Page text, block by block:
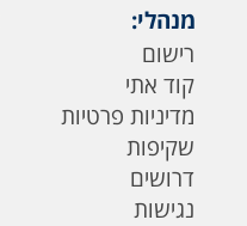
מנהלי:
רישום
קוד אתי
מדיניות פרטיות
שקיפות
דרושים
נגישות